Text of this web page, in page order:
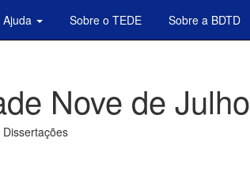
Ajuda Sobre o TEDE Sobre a BDTD
Nove de Julho